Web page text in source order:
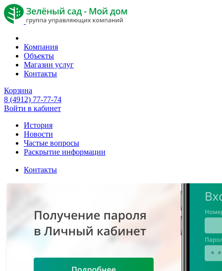
Компания
Объекты
Магазин услуг
Контакты
Корзина
8 (4912) 77-77-74
Войти в кабинет
История
Новости
Частые вопросы
Раскрытие информации
Контакты